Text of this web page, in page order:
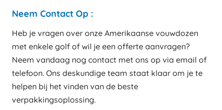
Neem Contact Op :
Heb je vragen over onze Amerikaanse vouwdozen
met enkele golf of wil je een offerte aanvragen?
Neem vandaag nog contact met ons op via email of
telefoon. Ons deskundige team staat klaar om je te
helpen bij het vinden van de beste
verpakkingsoplossing.